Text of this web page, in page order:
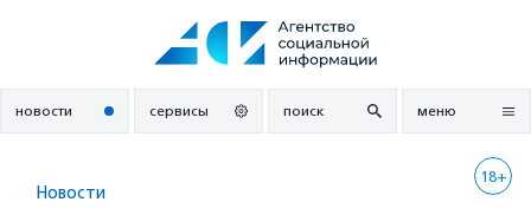
новости сервисы поиск меню
18+
Новости